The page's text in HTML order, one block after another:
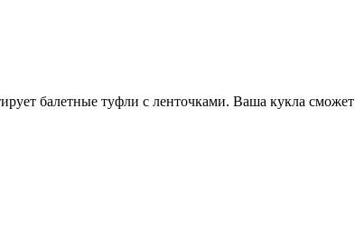
балетные туфли с ленточками. Ваша кукла сможет